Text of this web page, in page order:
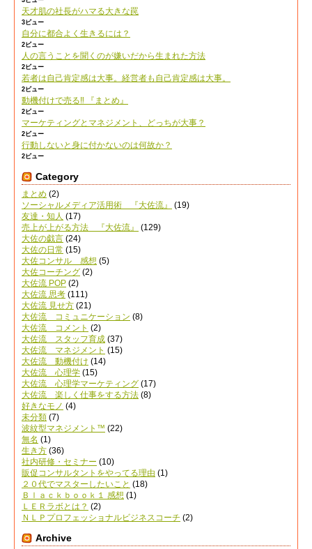
天才肌の社長がハマる大きな罠
3ビュー
自分に都合よく生きるには？
2ビュー
人の言うことを聞くのが嫌いだから生まれた方法
2ビュー
若者は自己肯定感は大事。経営者も自己肯定感は大事。
2ビュー
動機付けで売る‼︎ 『まとめ』
2ビュー
マーケティングとマネジメント、どっちが大事？
2ビュー
行動しないと身に付かないのは何故か？
2ビュー
Category
まとめ (2)
ソーシャルメディア活用術 『大佐流』
(19)
友達・知人 (17)
売上が上がる方法 『大佐流』
(129)
大佐の戯言 (24)
大佐の日常 (15)
大佐コンサル 感想 (5)
大佐コーチング (2)
大佐流 POP (2)
大佐流 思考 (111)
大佐流 見せ方 (21)
大佐流 コミュニケーション (8)
大佐流 コメント (2)
大佐流 スタッフ育成 (37)
大佐流 マネジメント (15)
大佐流 動機付け (14)
大佐流 心理学 (15)
大佐流 心理学マーケティング (17)
大佐流 楽しく仕事をする方法 (8)
好きなモノ (4)
未分類 (7)
波紋型マネジメント™ (22)
無名 (1)
生き方 (36)
社内研修・セミナー (10)
販促コンサルタントをやってる理由 (1)
２０代でマスターしたいこと (18)
Ｂｌａｃｋｂｏｏｋ１ 感想 (1)
ＬＥＲラボとは？ (2)
ＮＬＰプロフェッショナルビジネスコーチ (2)
Archive